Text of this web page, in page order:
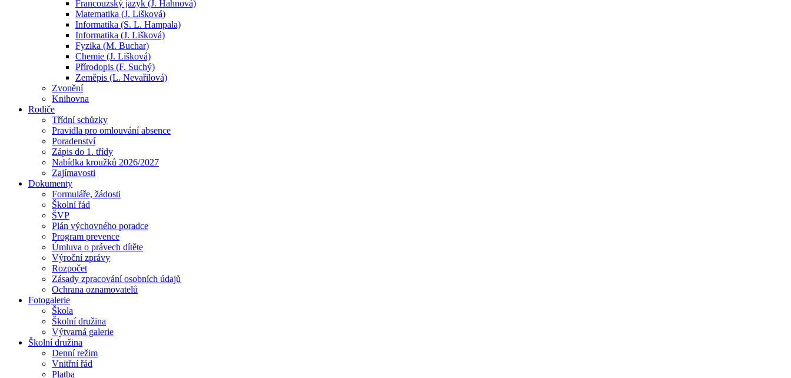
Francouzský jazyk (J. Hahnová)
Matematika (J. Lišková)
Informatika (S. L. Hampala)
Informatika (J. Lišková)
Fyzika (M. Buchar)
Chemie (J. Lišková)
Přírodopis (F. Suchý)
Zeměpis (L. Nevařilová)
Zvonění
Knihovna
Rodiče
Třídní schůzky
Pravidla pro omlouvání absence
Poradenství
Zápis do 1. třídy
Nabídka kroužků 2026/2027
Zajímavosti
Dokumenty
Formuláře, žádosti
Školní řád
ŠVP
Plán výchovného poradce
Program prevence
Úmluva o právech dítěte
Výroční zprávy
Rozpočet
Zásady zpracování osobních údajů
Ochrana oznamovatelů
Fotogalerie
Škola
Školní družina
Výtvarná galerie
Školní družina
Denní režim
Vnitřní řád
Platba